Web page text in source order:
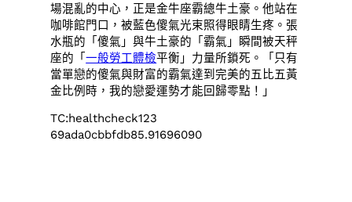
場混亂的中心，正是金牛座霸總牛土豪。他站在
咖啡館門口，被藍色傻氣光束照得眼睛生疼。張
水瓶的「傻氣」與牛土豪的「霸氣」瞬間被天秤
座的「一般勞工體檢平衡」力量所鎖死。「只有
當單戀的傻氣與財富的霸氣達到完美的五比五黃
金比例時，我的戀愛運勢才能回歸零點！」
TC:healthcheck123
69ada0cbbfdb85.91696090